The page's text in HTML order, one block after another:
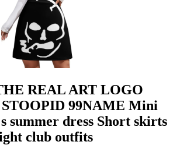
REAL ART LOGO
99NAME Mini
summer dress Short skirts
club outfits